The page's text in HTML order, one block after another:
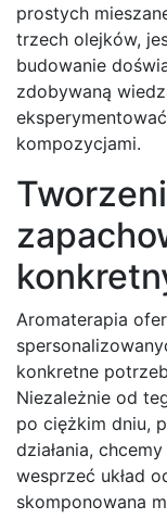
prostych
trzech olejków,
budowanie
zdobywaną
kompozycjami.
Aromaterapia
konkretne
Niezależnie od
po ciężkim dniu,
działania,
wesprzeć układ
skomponowana